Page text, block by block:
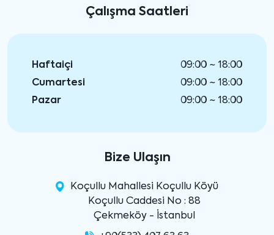
Çalışma Saatleri
Haftaiçi
09:00 ~ 18:00
Cumartesi
09:00 ~ 18:00
Pazar
09:00 ~ 18:00
Bize Ulaşın
Koçullu Mahallesi Koçullu Köyü
Koçullu Caddesi No : 88
Çekmeköy - İstanbul